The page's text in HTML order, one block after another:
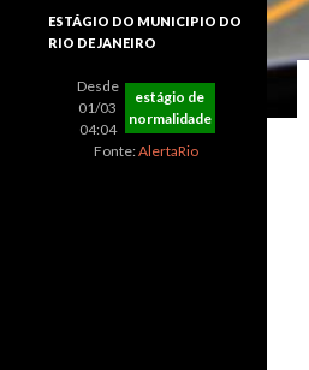
ESTÁGIO DO MUNICIPIO DO
RIO DE JANEIRO
Desde
01/03
04:04
estágio de
normalidade
Fonte:AlertaRio